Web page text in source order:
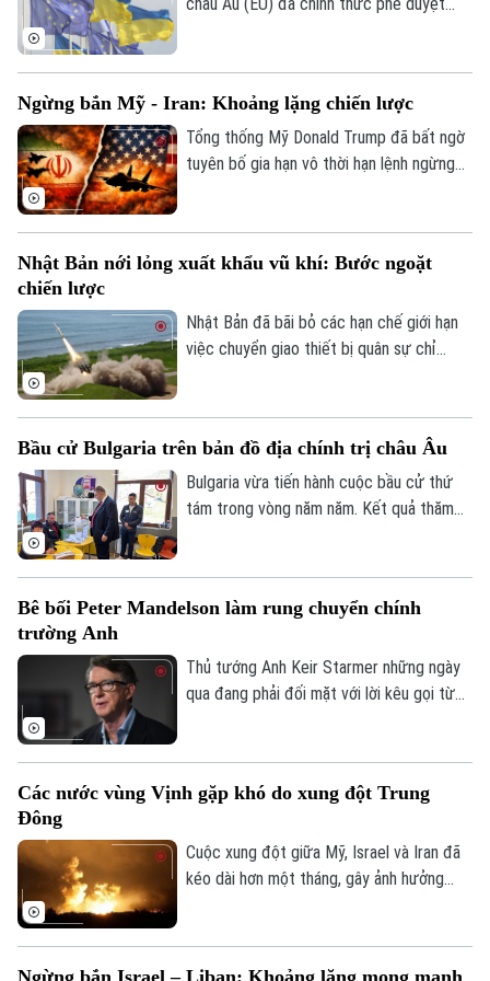
Ngừng bắn Mỹ - Iran: Khoảng lặng chiến lược
Tổng thống Mỹ Donald Trump đã bất ngờ
tuyên bố gia hạn vô thời hạn lệnh ngừng
thế giới.
Nhật Bản nới lỏng xuất khẩu vũ khí: Bước ngoặt
chiến lược
Nhật Bản đã bãi bỏ các hạn chế giới hạn
việc chuyển giao thiết bị quân sự chỉ
giúp ngành công nghiệp quốc phòng của
Nhật Bản cạnh tranh trên trường quốc tế.
Liệu bước ngoặt này có dẫn đến những
trị?
Bầu cử Bulgaria trên bản đồ địa chính trị châu Âu
Bulgaria vừa tiến hành cuộc bầu cử thứ
tám trong vòng năm năm. Kết quả thăm
30 điểm trong cuộc tổng tuyển cử tại
bầu cử ban đầu.
Bê bối Peter Mandelson làm rung chuyển chính
trường Anh
Thủ tướng Anh Keir Starmer những ngày
qua đang phải đối mặt với lời kêu gọi từ
Mandelson.
Các nước vùng Vịnh gặp khó do xung đột Trung
Đông
Cuộc xung đột giữa Mỹ, Israel và Iran đã
kéo dài hơn một tháng, gây ảnh hưởng